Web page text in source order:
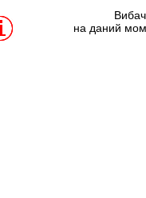
на даний